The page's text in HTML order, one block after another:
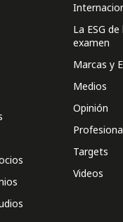
La ESG
examen
Marcas y
Medios
Opinión
Targets
Videos